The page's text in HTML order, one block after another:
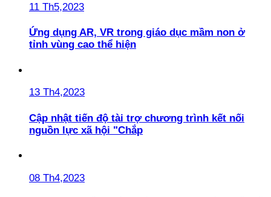
11 Th5,2023
Ứng dụng AR, VR trong giáo dục mầm non ở
tỉnh vùng cao thể hiện
13 Th4,2023
Cập nhật tiến độ tài trợ chương trình kết nối
nguồn lực xã hội "Chắp
08 Th4,2023